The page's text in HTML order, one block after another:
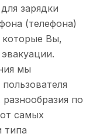
зарядки
(телефона)
которые Вы,
мы
по
самых
типа